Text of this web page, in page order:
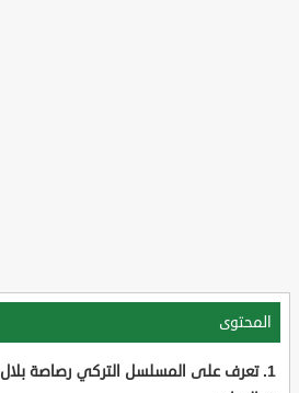
المحتوى
تعرف على المسلسل التركي رصاصة بلال Kur?un Bilal